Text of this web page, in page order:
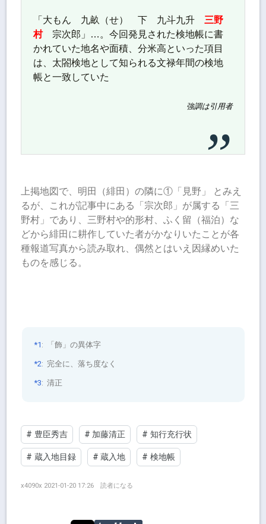
「大もん 九畝（せ） 下 九斗九升 三野
村宗次郎」…。今回発見された検地帳に書
かれていた地名や面積、分米高といった項目
は、太閤検地として知られる文禄年間の検地
帳と一致していた
強調は引用者
上掲地図で、明田（緋田）の隣に①「見野」 とみえ
るが、これが記事中にある「宗次郎」が属する「三
野村」であり、三野村や的形村、ふく留（福泊）な
どから緋田に耕作していた者がかなりいたことが各
種報道写真から読み取れ、偶然とはいえ因縁めいた
ものを感じる。
*1 : 「飾」の異体字
*2: 完全に、落ち度なく
*3: 清正
# 豊臣秀吉 # 加藤清正 # 知行充行状
# 蔵入地目録 # 蔵入地 # 検地帳
x4090x 2021-01-20 17:26 読者になる